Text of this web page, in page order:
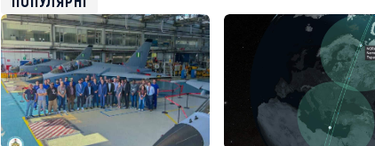
0x8676644fA7B6d328310283cAC1065Ae01d97CEe7
ETH
0xfD02863D3289416fcF50975c9DFda13623f97758